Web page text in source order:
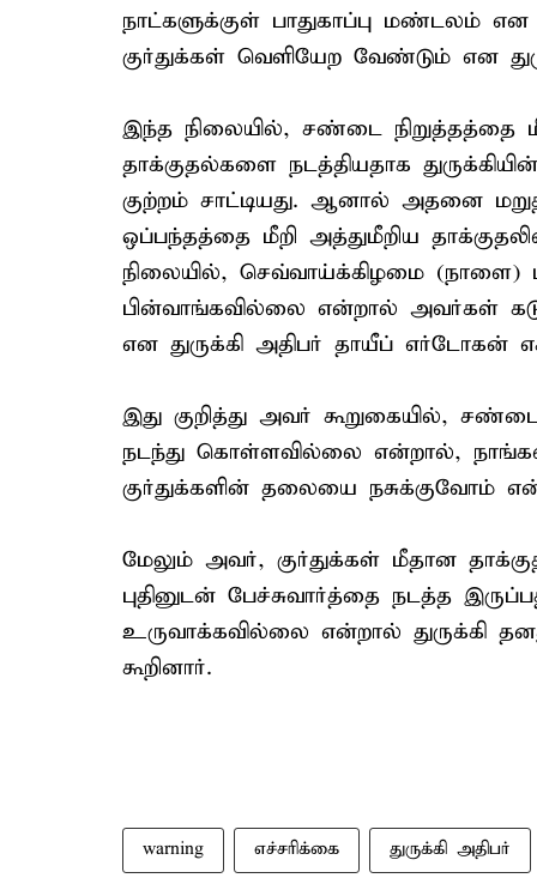
நாட்களுக்குள் பாதுகாப்பு மண்டலம் என
குர்துக்கள் வெளியேற வேண்டும் என
இந்த நிலையில், சண்டை நிறுத்தத்தை
தாக்குதல்களை நடத்தியதாக
குற்றம் சாட்டியது. ஆனால் அதனை
ஒப்பந்தத்தை மீறி அத்துமீறிய
நிலையில், செவ்வாய்க்கிழமை (நாளை)
பின்வாங்கவில்லை என்றால் அவர்கள்
என துருக்கி அதிபர் தாயீப் எர்டோகன்
இது குறித்து அவர் கூறுகையில்,
நடந்து கொள்ளவில்லை என்றால், நாங்கள்
குர்துக்களின் தலையை நசுக்குவோம்
மேலும் அவர், குர்துக்கள் மீதான
புதினுடன் பேச்சுவார்த்தை நடத்த
உருவாக்கவில்லை என்றால் துருக்கி
கூறினார்.
warning எச்சரிக்கை துருக்கி அதிபர்